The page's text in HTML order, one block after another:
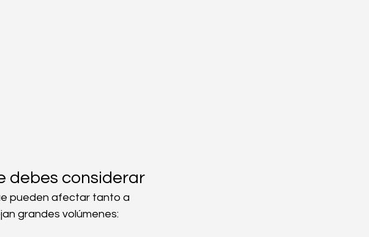
debes considerar
pueden afectar tanto a
grandes volúmenes: